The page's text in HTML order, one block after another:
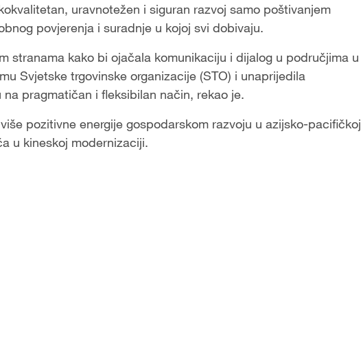
uravnotežen i siguran razvoj samo poštivanjem
povjerenja i suradnje u kojoj svi dobivaju.
stranama kako bi ojačala komunikaciju i dijalog u područjima u
Svjetske trgovinske organizacije (STO) i unaprijedila
pragmatičan i fleksibilan način, rekao je.
pozitivne energije gospodarskom razvoju u azijsko-pacifičkoj
u kineskoj modernizaciji.